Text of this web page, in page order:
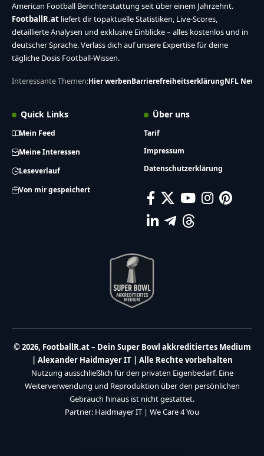
American Football Berichterstattung seit über einem Jahrzehnt.
FootballR.at liefert dir topaktuelle Statistiken, Live-Scores,
detaillierte Analysen und exklusive Einblicke – alles kostenlos und in
deutscher Sprache. Verlass dich auf unsere Expertise für deine
tägliche Dosis Football-Wissen.
Interessante Themen:Hier werbenBarrierefreiheitserklärungNFL News
Quick Links
Mein Feed
Meine Interessen
Leseverlauf
Von mir gespeichert
Über uns
Tarif
Impressum
Datenschutzerklärung
© 2026, FootballR.at – Dein Super Bowl akkreditiertes Medium
| Alexander Haidmayer IT | Alle Rechte vorbehalten
Nutzung ausschließlich für den privaten Eigenbedarf. Eine
Weiterverwendung und Reproduktion über den persönlichen
Gebrauch hinaus ist nicht gestattet.
Partner: Haidmayer IT | We Care 4 You